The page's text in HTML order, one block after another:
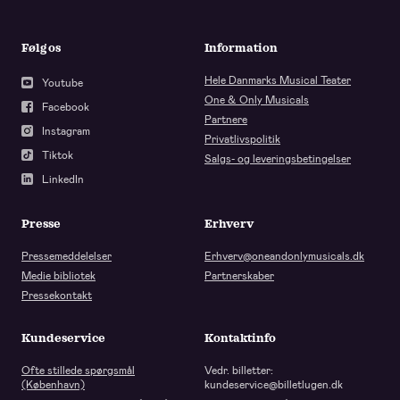
Følg os
Youtube
Facebook
Instagram
Tiktok
LinkedIn
Information
Hele Danmarks Musical Teater
One & Only Musicals
Partnere
Privatlivspolitik
Salgs- og leveringsbetingelser
Presse
Pressemeddelelser
Medie bibliotek
Pressekontakt
Erhverv
Erhverv@oneandonlymusicals.dk
Partnerskaber
Kundeservice
Ofte stillede spørgsmål
(København)
Kontaktinfo
Vedr. billetter:
kundeservice@billetlugen.dk